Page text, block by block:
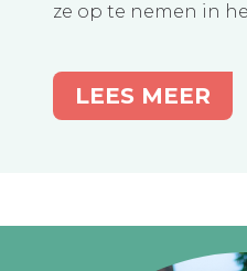
ze op te nemen in
LEES MEER